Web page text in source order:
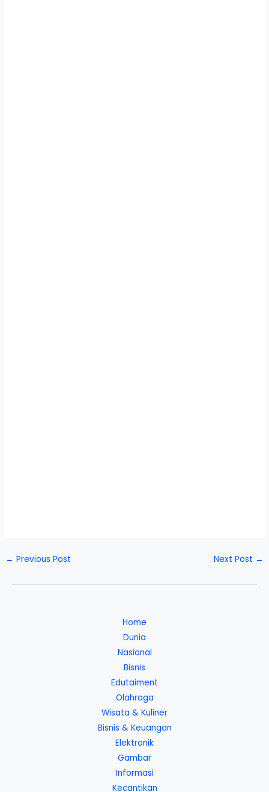
← Previous Post Next Post →
Home
Dunia
Nasional
Bisnis
Edutaiment
Olahraga
Wisata & Kuliner
Bisnis & Keuangan
Elektronik
Gambar
Informasi
Kecantikan